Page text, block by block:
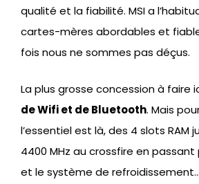
qualité et la fiabilité. MSI a
cartes-mères abordables et
fois nous ne sommes pas déçus.
La plus grosse concession à faire
de Wifi et de Bluetooth. Mais
l’essentiel est là, des 4 slots RAM
4400 MHz au crossfire en passant
et le système de